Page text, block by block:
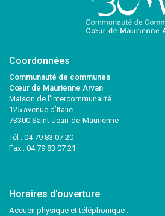
Coordonnées
Communauté de communes
Cœur de Maurienne Arvan
Maison de l’intercommunalité
125 avenue d’Italie
73300 Saint-Jean-de-Maurienne
Tél : 04 79 83 07 20
Fax : 04 79 83 07 21
Horaires d'ouverture
Accueil physique et téléphonique :